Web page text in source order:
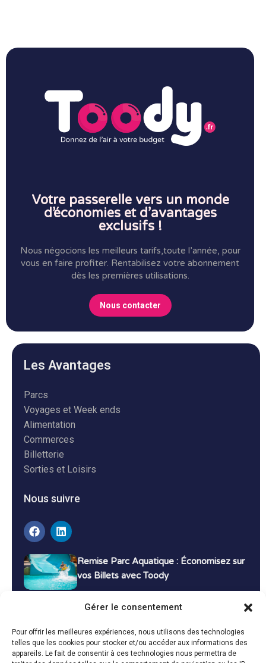
Gérer le consentement
Pour offrir les meilleures expériences, nous utilisons des technologies
telles que les cookies pour stocker et/ou accéder aux informations des
appareils. Le fait de consentir à ces technologies nous permettra de
Votre passerelle vers un monde
d’économies et d’avantages
exclusifs !
Nous négocions les meilleurs tarifs,toute l’année, pour
vous en faire profiter. Rentabilisez votre abonnement
dès les premières utilisations.
Nous contacter
Les Avantages
Parcs
Voyages et Week ends
Alimentation
Commerces
Billetterie
Sorties et Loisirs
Nous suivre
Remise Parc Aquatique : Économisez sur
vos Billets avec Toody
Bons Plans Voyage : Économisez sur vos
Vacances avec Toody